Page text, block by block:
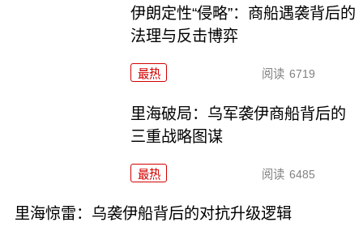
伊朗定性“侵略”：商船遇袭背后的
法理与反击博弈
最热 阅读 6719
里海破局：乌军袭伊商船背后的
三重战略图谋
最热 阅读 6485
里海惊雷：乌袭伊船背后的对抗升级逻辑